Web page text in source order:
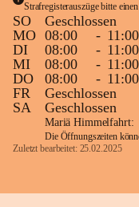
Strafregisterauszüge bitte
SO
Geschlossen
MO 08:00 - 11:00
DI
08:00 - 11:00
MI
08:00 - 11:00
DO
08:00 - 11:00
FR
Geschlossen
SA
Geschlossen
Mariä Himmelfahrt:
Die Öffnungszeiten
Zuletzt bearbeitet: 25.02.2025